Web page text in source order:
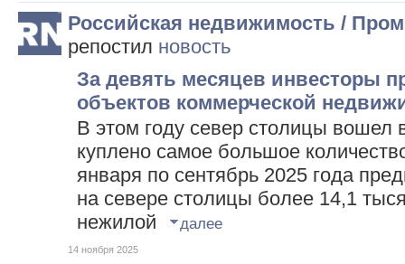
Российская недвижимость /
репостил новость
За девять месяцев инвесторы
объектов коммерческой
В этом году север столицы вошел
куплено самое большое
января по сентябрь 2025 года
на севере столицы более 14,1
нежилой
далее
14 ноября 2025